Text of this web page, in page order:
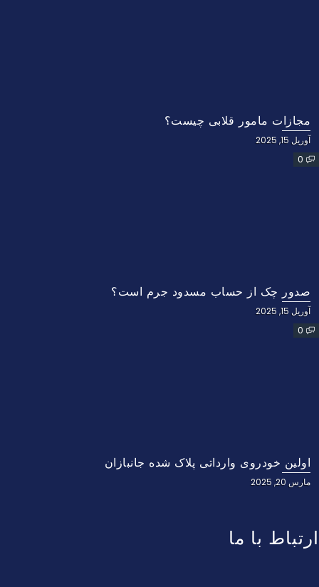
مجازات مامور قلابی چیست؟
آوریل 15, 2025
0
صدور چک از حساب مسدود جرم است؟
آوریل 15, 2025
0
اولین خودروی وارداتی پلاک شده جانبازان
مارس 20, 2025
ارتباط با ما